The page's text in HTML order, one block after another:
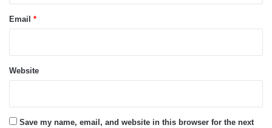
Email *
Website
Save my name, email, and website in this browser for the next